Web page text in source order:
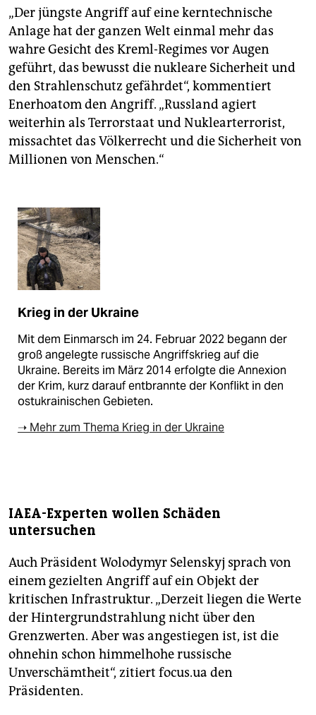
„Der jüngste Angriff auf eine kerntechnische
Anlage hat der ganzen Welt einmal mehr das
wahre Gesicht des Kreml-Regimes vor Augen
geführt, das bewusst die nukleare Sicherheit und
den Strahlenschutz gefährdet“, kommentiert
Enerhoatom den Angriff. „Russland agiert
weiterhin als Terrorstaat und Nuklearterrorist,
missachtet das Völkerrecht und die Sicherheit von
Millionen von Menschen.“
Krieg in der Ukraine
Mit dem Einmarsch im 24. Februar 2022 begann der
groß angelegte russische Angriffskrieg auf die
Ukraine. Bereits im März 2014 erfolgte die Annexion
der Krim, kurz darauf entbrannte der Konflikt in den
ostukrainischen Gebieten.
➝ Mehr zum Thema Krieg in der Ukraine
IAEA-Experten wollen Schäden
untersuchen
Auch Präsident Wolodymyr Selenskyj sprach von
einem gezielten Angriff auf ein Objekt der
kritischen Infrastruktur. „Derzeit liegen die Werte
der Hintergrundstrahlung nicht über den
Grenzwerten. Aber was angestiegen ist, ist die
ohnehin schon himmelhohe russische
Unverschämtheit“, zitiert focus.ua den
Präsidenten.